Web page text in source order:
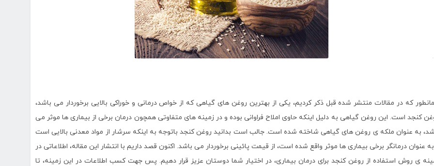
که در مقالات منتشر شده قبل ذکر کردیم، یکی از بهترین روغن های گیاهی که از خواص درمانی و خوراکی بالایی برخوردار می باشد،
کنجد است. این روغن گیاهی به دلیل اینکه حاوی املاح فراوانی بوده و در زمینه های متفاوتی همچون درمان برخی از بیماری ها موثر می
به عنوان ملکه ی روغن های گیاهی شاخته شده است. جالب است بدانید روغن کنجد باتوجه به اینکه سرشار از مواد معدنی بالایی است
عنوان درمانگر برخی بیماری ها موثر واقع شده است، از قیمت پائینی برخوردار می باشد. اکنون قصد داریم با انتشار این مقاله، اطلاعاتی در
ی روش استفاده از روغن کنجد برای درمان بیماری، در اختیار شما دوستان عزیز قرار دهیم. پس جهت کسب اطلاعات در این زمینه، تا